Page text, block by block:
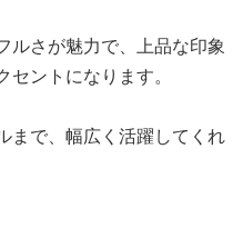
ルさが魅力で、上品な印象
ントになります。
まで、幅広く活躍してくれ